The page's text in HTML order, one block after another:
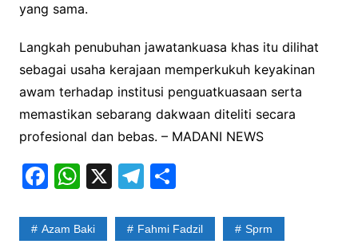
yang sama.
Langkah penubuhan jawatankuasa khas itu dilihat
sebagai usaha kerajaan memperkukuh keyakinan
awam terhadap institusi penguatkuasaan serta
memastikan sebarang dakwaan diteliti secara
profesional dan bebas. – MADANI NEWS
F
c
W
at
X T
e
S
ar
Azam Baki Fahmi Fadzil Sprm